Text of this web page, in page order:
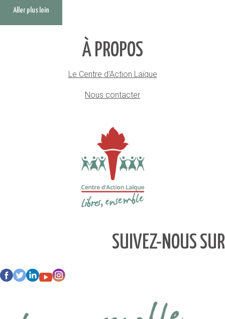
Aller plus loin
À PROPOS
Le Centre d'Action Laïque
Nous contacter
SUIVEZ-NOUS SUR